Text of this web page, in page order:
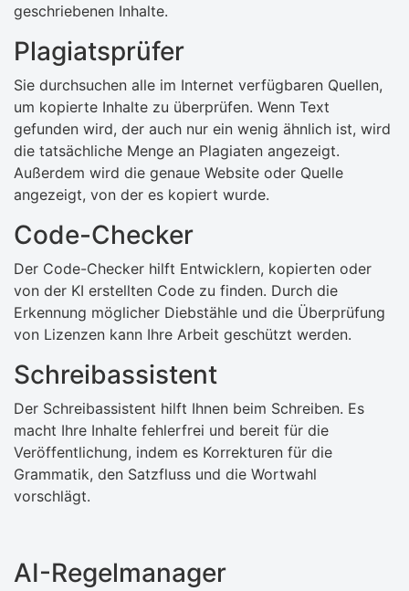
geschriebenen Inhalte.
Plagiatsprüfer
Sie durchsuchen alle im Internet verfügbaren Quellen,
um kopierte Inhalte zu überprüfen. Wenn Text
gefunden wird, der auch nur ein wenig ähnlich ist, wird
die tatsächliche Menge an Plagiaten angezeigt.
Außerdem wird die genaue Website oder Quelle
angezeigt, von der es kopiert wurde.
Code-Checker
Der Code-Checker hilft Entwicklern, kopierten oder
von der KI erstellten Code zu finden. Durch die
Erkennung möglicher Diebstähle und die Überprüfung
von Lizenzen kann Ihre Arbeit geschützt werden.
Schreibassistent
Der Schreibassistent hilft Ihnen beim Schreiben. Es
macht Ihre Inhalte fehlerfrei und bereit für die
Veröffentlichung, indem es Korrekturen für die
Grammatik, den Satzfluss und die Wortwahl
vorschlägt.
AI-Regelmanager